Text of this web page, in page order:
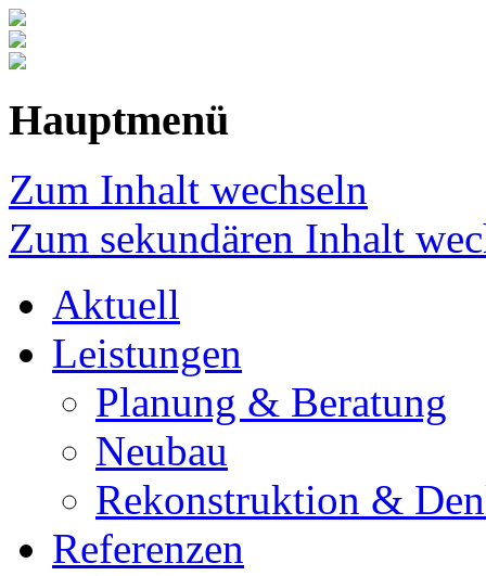
Hauptmenü
Zum Inhalt wechseln
Zum sekundären Inhalt
Aktuell
Leistungen
Planung & Beratung
Neubau
Rekonstruktion &
Referenzen